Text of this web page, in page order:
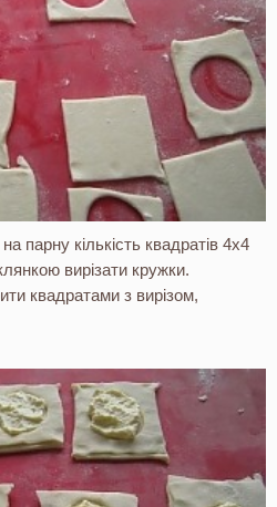
парну кількість квадратів 4х4
вирізати кружки.
квадратами з вирізом,